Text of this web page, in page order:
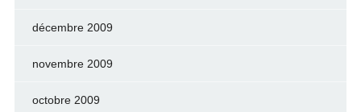
décembre 2009
novembre 2009
octobre 2009